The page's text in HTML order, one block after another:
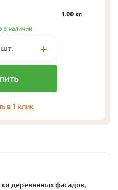
1.00 кг.
в наличии
шт.
в 1 клик
деревянных фасадов,